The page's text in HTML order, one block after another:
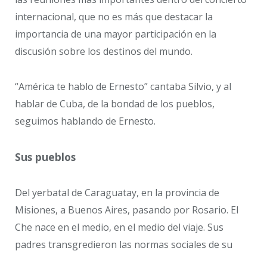
internacional, que no es más que destacar la
importancia de una mayor participación en la
discusión sobre los destinos del mundo.
“América te hablo de Ernesto” cantaba Silvio, y al
hablar de Cuba, de la bondad de los pueblos,
seguimos hablando de Ernesto.
Sus pueblos
Del yerbatal de Caraguatay, en la provincia de
Misiones, a Buenos Aires, pasando por Rosario. El
Che nace en el medio, en el medio del viaje. Sus
padres transgredieron las normas sociales de su